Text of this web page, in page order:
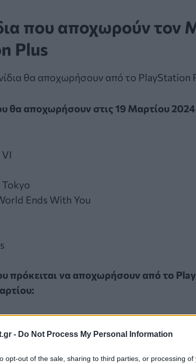
- Do Not Process My Personal Information
opt-out of the sale, sharing to third parties, or processing
που αποχωρούν τον
Plus
θα αποχωρήσουν από το PlayStation
θα αποχωρήσουν στις 19 Μαρτίου
Ends With You
πρόκειται να αποχωρήσουν από το